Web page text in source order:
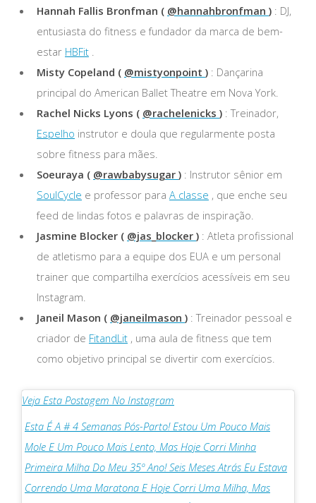
Hannah Fallis Bronfman ( @hannahbronfman ): DJ,
entusiasta do fitness e fundador da marca de bem-
estar HBFit.
Misty Copeland ( @mistyonpoint ): Dançarina
principal do American Ballet Theatre em Nova York.
Rachel Nicks Lyons ( @rachelenicks ): Treinador,
Espelho instrutor e doula que regularmente posta
sobre fitness para mães.
Soeuraya ( @rawbabysugar ): Instrutor sênior em
SoulCycle e professor para A classe , que enche seu
feed de lindas fotos e palavras de inspiração.
Jasmine Blocker ( @jas_blocker ): Atleta profissional
de atletismo para a equipe dos EUA e um personal
trainer que compartilha exercícios acessíveis em seu
Instagram.
Janeil Mason ( @janeilmason ): Treinador pessoal e
criador de FitandLit, uma aula de fitness que tem
como objetivo principal se divertir com exercícios.
Veja Esta Postagem No Instagram
Esta É A # 4 Semanas Pós-Parto! Estou Um Pouco Mais
Mole E Um Pouco Mais Lento, Mas Hoje Corri Minha
Primeira Milha Do Meu 35º Ano! Seis Meses Atrás Eu Estava
Correndo Uma Maratona E Hoje Corri Uma Milha, Mas